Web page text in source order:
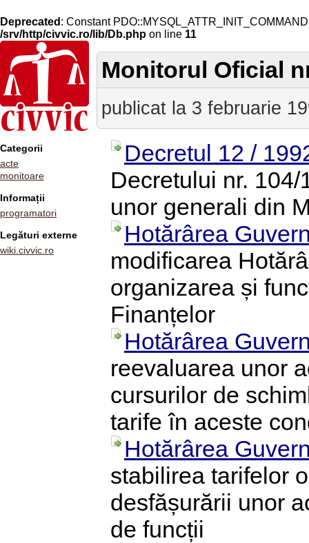
Deprecated : Constant
/srv/http/civvic.ro/lib/Db.php on line 11
Categorii
acte
monitoare
Informații
programatori
Legături externe
wiki.civvic.ro
Monitorul Oficial
publicat la 3 februarie
Decretul 12 /
Decretului nr.
unor generali din
Hotărârea
modificarea
organizarea și
Finanțelor
Hotărârea
reevaluarea unor
cursurilor de
tarife în aceste
Hotărârea
stabilirea tarifelor
desfășurării unor
de funcții